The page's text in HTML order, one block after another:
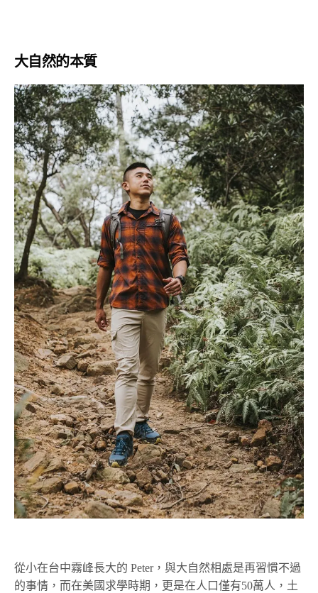
大自然的本質
從小在台中霧峰長大的 Peter，與大自然相處是再習慣不過
的事情，而在美國求學時期，更是在人口僅有50萬人，土